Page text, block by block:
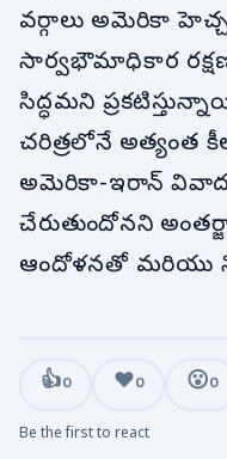
వర్గాలు అమెరికా
సార్వభౌమాధికార
సిద్ధమని
చరిత్రలోనే అత్యంత
అమెరికా-ఇరాన్
చేరుతుందోనని
ఆందోళనతో మరియు
👍0 ❤️0 😮0
Be the first to react